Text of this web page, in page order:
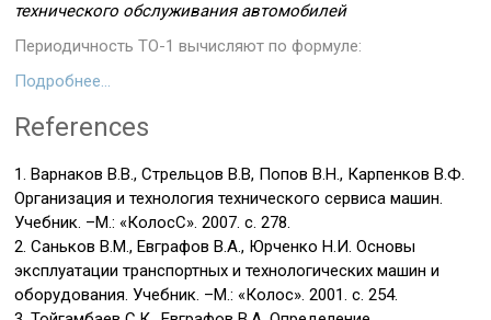
технического обслуживания автомобилей
Периодичность ТО-1 вычисляют по формуле:
Подробнее…
References
1. Варнаков В.В., Стрельцов В.В, Попов В.Н., Карпенков В.Ф.
Организация и технология технического сервиса машин.
Учебник. –М.: «КолосС». 2007. с. 278.
2. Саньков В.М., Евграфов В.А., Юрченко Н.И. Основы
эксплуатации транспортных и технологических машин и
оборудования. Учебник. –М.: «Колос». 2001. с. 254.